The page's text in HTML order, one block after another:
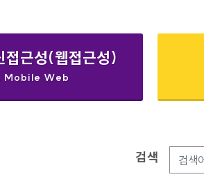
접근성(웹접근성)
Mobile Web
검색